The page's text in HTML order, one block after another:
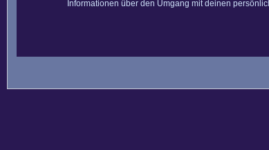
Informationen über den Umgang mit deinen